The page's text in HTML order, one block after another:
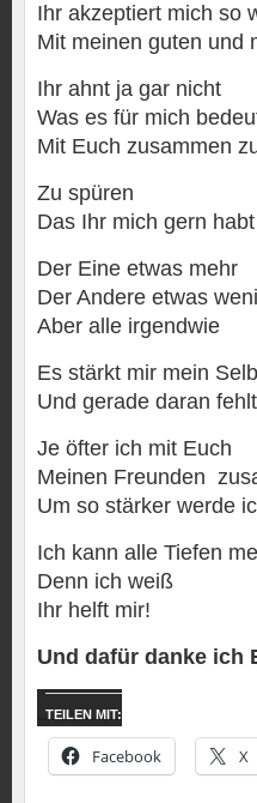
Ihr akzeptiert mich so
Mit meinen guten und
Ihr ahnt ja gar nicht
Was es für mich
Mit Euch zusammen
Zu spüren
Das Ihr mich gern habt
Der Eine etwas mehr
Der Andere etwas
Aber alle irgendwie
Es stärkt mir mein
Und gerade daran
Je öfter ich mit Euch
Meinen Freunden
Um so stärker werde
Ich kann alle Tiefen
Denn ich weiß
Ihr helft mir!
Und dafür danke ich
TEILEN MIT:
Facebook X